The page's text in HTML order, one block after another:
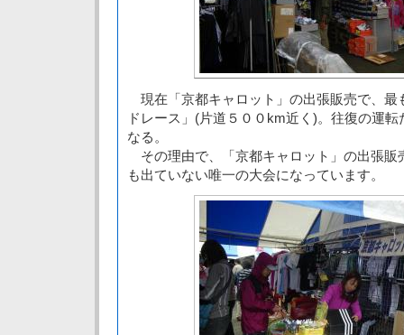
現在「京都キャロット」の出張販売で、最
ドレース」(片道５００km近く)。往復の運
なる。
その理由で、「京都キャロット」の出張販
も出ていない唯一の大会になっています。